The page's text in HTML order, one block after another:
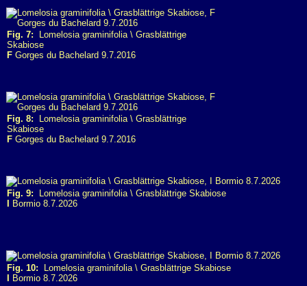
Fig. 7: Lomelosia graminifolia \ Grasblättrige
Skabiose
F Gorges du Bachelard 9.7.2016
Fig. 8: Lomelosia graminifolia \ Grasblättrige
Skabiose
F Gorges du Bachelard 9.7.2016
Fig. 9: Lomelosia graminifolia \ Grasblättrige Skabiose
Bormio 8.7.2026
Fig. 10: Lomelosia graminifolia \ Grasblättrige Skabiose
Bormio 8.7.2026